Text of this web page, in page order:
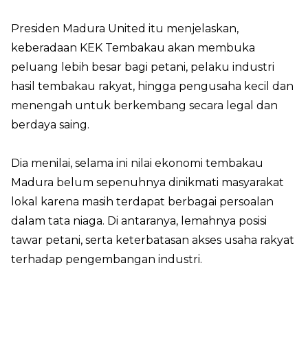
Presiden Madura United itu menjelaskan,
keberadaan KEK Tembakau akan membuka
peluang lebih besar bagi petani, pelaku industri
hasil tembakau rakyat, hingga pengusaha kecil dan
menengah untuk berkembang secara legal dan
berdaya saing.
Dia menilai, selama ini nilai ekonomi tembakau
Madura belum sepenuhnya dinikmati masyarakat
lokal karena masih terdapat berbagai persoalan
dalam tata niaga. Di antaranya, lemahnya posisi
tawar petani, serta keterbatasan akses usaha rakyat
terhadap pengembangan industri.